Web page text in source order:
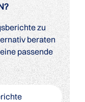
zu
beraten
passende